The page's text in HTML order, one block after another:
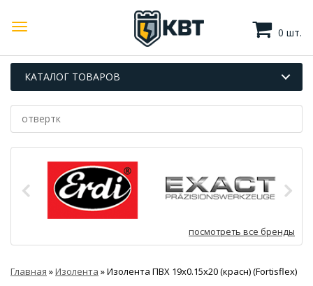
0 шт.
КАТАЛОГ ТОВАРОВ
посмотреть все бренды
Главная »Изолента »Изолента ПВХ 19х0.15х20 (красн) (Fortisflex)